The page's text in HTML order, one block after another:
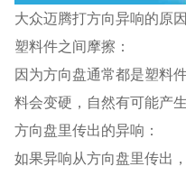
大众迈腾打方向异响的原
塑料件之间摩擦：
因为方向盘通常都是塑料
料会变硬，自然有可能产
方向盘里传出的异响：
如果异响从方向盘里传出